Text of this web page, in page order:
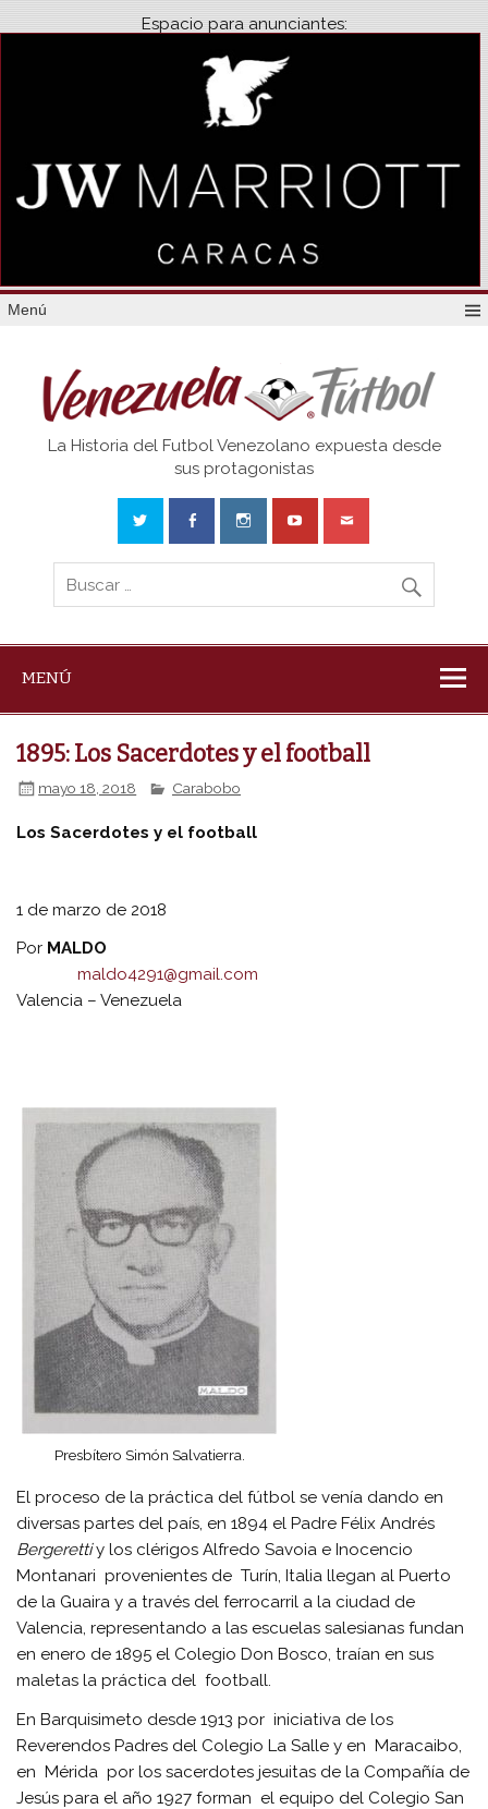
Espacio para anunciantes:
Menú
Venezuela
La Historia del Futbol Venezolano expuesta desde
sus protagonistas
MENÚ
1895: Los Sacerdotes y el football
mayo 18, 2018 Carabobo
Los Sacerdotesy el football
1 de marzo de 2018
Por MALDO
maldo4291@gmail.com
Valencia – Venezuela
Presbítero Simón Salvatierra.
El proceso de la práctica del fútbol se venía dando en
diversas partes del país, en 1894 el Padre Félix Andrés
Bergerettiy los clérigos Alfredo Savoia e Inocencio
Montanari provenientes de Turín, Italia llegan al Puerto
de la Guaira y a través del ferrocarril a la ciudad de
Valencia, representando a las escuelas salesianas fundan
en enero de 1895 el Colegio Don Bosco, traían en sus
maletas la práctica del football.
En Barquisimeto desde 1913 por iniciativa de los
Reverendos Padres del Colegio La Salle y en Maracaibo,
en Mérida por los sacerdotes jesuitas de la Compañía de
Jesús para el año 1927 forman el equipo del Colegio San